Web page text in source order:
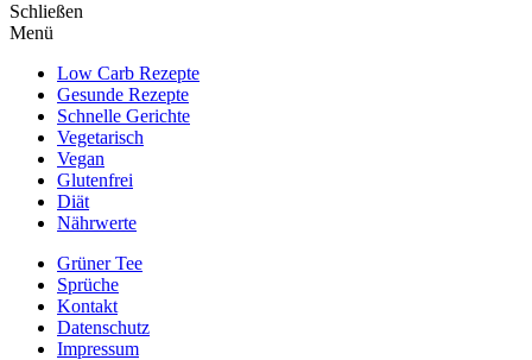
Schließen
Menü
Low Carb Rezepte
Gesunde Rezepte
Schnelle Gerichte
Vegetarisch
Vegan
Glutenfrei
Diät
Nährwerte
Grüner Tee
Sprüche
Kontakt
Datenschutz
Impressum